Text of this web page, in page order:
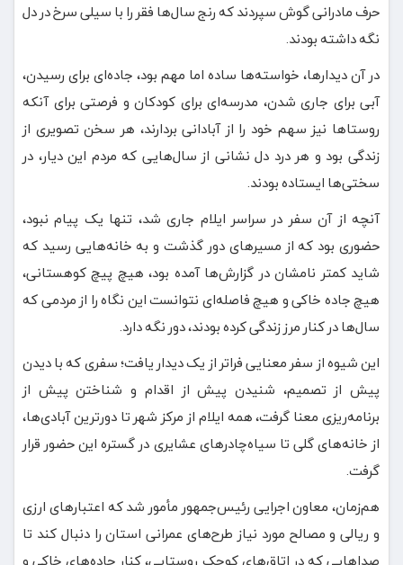
حرف مادرانی گوش سپردند که رنج سال‌ها فقر را با سیلی سرخ در دل
نگه داشته بودند.
در آن دیدارها، خواسته‌ها ساده اما مهم بود، جاده‌ای برای رسیدن،
آبی برای جاری شدن، مدرسه‌ای برای کودکان و فرصتی برای آنکه
روستاها نیز سهم خود را از آبادانی بردارند، هر سخن تصویری از
زندگی بود و هر درد دل نشانی از سال‌هایی که مردم این دیار، در
سختی‌ها ایستاده بودند.
آنچه از آن سفر در سراسر ایلام جاری شد، تنها یک پیام نبود،
حضوری بود که از مسیرهای دور گذشت و به خانه‌هایی رسید که
شاید کمتر نامشان در گزارش‌ها آمده بود، هیچ پیچ کوهستانی،
هیچ جاده خاکی و هیچ فاصله‌ای نتوانست این نگاه را از مردمی که
سال‌ها در کنار مرز زندگی کرده بودند، دور نگه دارد.
این شیوه از سفر معنایی فراتر از یک دیدار یافت؛ سفری که با دیدن
پیش از تصمیم، شنیدن پیش از اقدام و شناختن پیش از
برنامه‌ریزی معنا گرفت، همه ایلام از مرکز شهر تا دورترین آبادی‌ها،
از خانه‌های گلی تا سیاه‌چادرهای عشایری در گستره این حضور قرار
گرفت.
هم‌زمان، معاون اجرایی رئیس‌جمهور مأمور شد که اعتبارهای ارزی
و ریالی و مصالح مورد نیاز طرح‌های عمرانی استان را دنبال کند تا
صداهایی که در اتاق‌های کوچک روستایی، کنار جاده‌های خاکی و